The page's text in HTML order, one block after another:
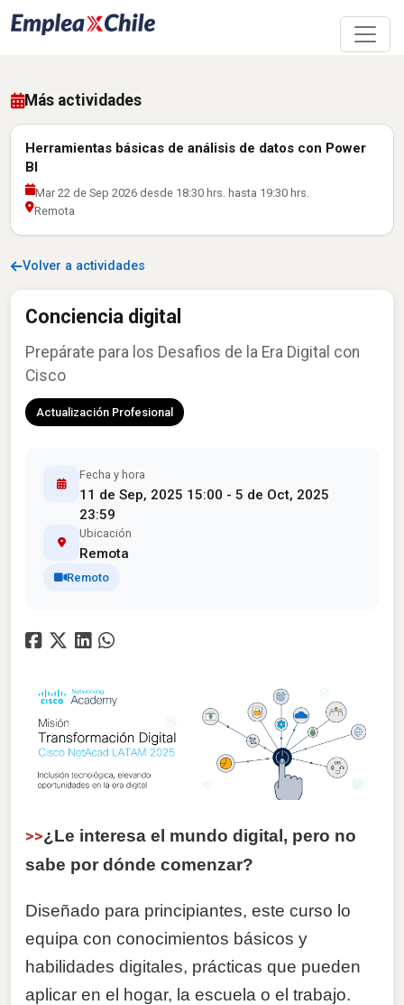
Volver a actividades
Conciencia digital
Prepárate para los Desafios de la Era Digital con
Cisco
Actualización Profesional
Fecha y hora
11 de Sep, 2025 15:00 - 5 de Oct, 2025
23:59
Ubicación
Remota
Remoto
>>¿Le interesa el mundo digital, pero no
sabe por dónde comenzar?
Diseñado para principiantes, este curso lo
equipa con conocimientos básicos y
habilidades digitales, prácticas que pueden
aplicar en el hogar, la escuela o el trabajo.
Más actividades
Herramientas básicas de análisis de datos con Power
BI
Mar 22 de Sep 2026 desde 18:30 hrs. hasta 19:30 hrs.
Remota